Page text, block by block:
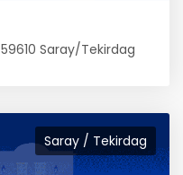
Saray/Tekirdag
Saray / Tekirdag